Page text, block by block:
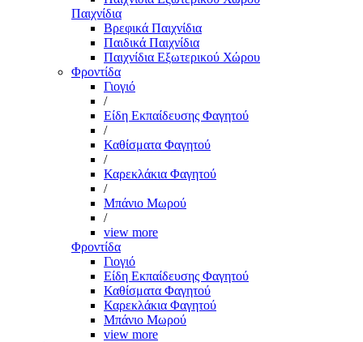
Παιχνίδια
Βρεφικά Παιχνίδια
Παιδικά Παιχνίδια
Παιχνίδια Εξωτερικού Χώρου
Φροντίδα
Γιογιό
/
Είδη Εκπαίδευσης Φαγητού
/
Καθίσματα Φαγητού
/
Καρεκλάκια Φαγητού
/
Μπάνιο Μωρού
/
view more
Φροντίδα
Γιογιό
Είδη Εκπαίδευσης Φαγητού
Καθίσματα Φαγητού
Καρεκλάκια Φαγητού
Μπάνιο Μωρού
view more